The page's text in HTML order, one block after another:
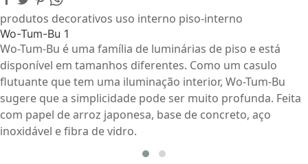
produtos decorativos uso interno piso-interno
Wo-Tum-Bu 1
Wo-Tum-Bu é uma família de luminárias de piso e está
disponível em tamanhos diferentes. Como um casulo
flutuante que tem uma iluminação interior, Wo-Tum-Bu
sugere que a simplicidade pode ser muito profunda. Feita
com papel de arroz japonesa, base de concreto, aço
inoxidável e fibra de vidro.